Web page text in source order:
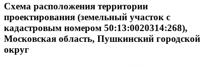
Схема расположения территории
проектирования (земельный участок с
кадастровым номером 50:13:0020314:268),
Московская область, Пушкинский городской
округ